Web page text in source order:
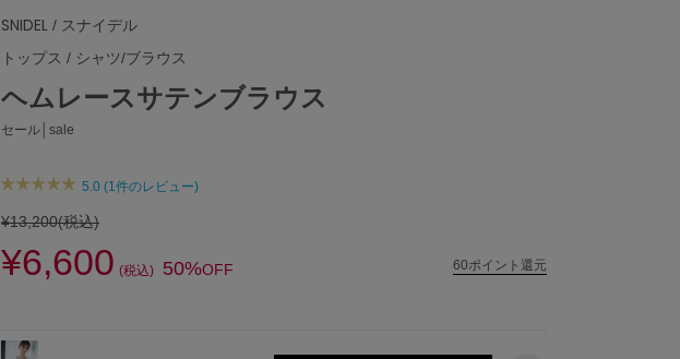
SNIDEL / スナイデル
トップス / シャツ/ブラウス
ヘムレースサテンブラウス
セール│sale
5.0 (1件のレビュー)
¥13,200(税込)
¥6,600 (税込) 50%OFF 60ポイント還元